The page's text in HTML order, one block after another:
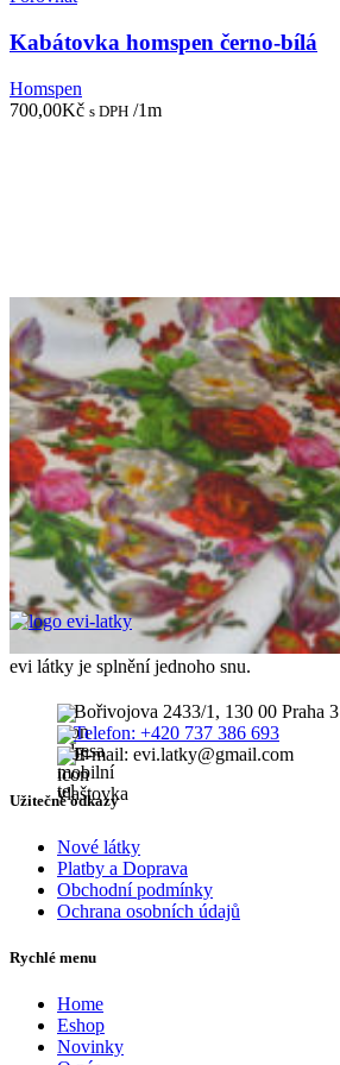
Kabátovka homspen černo-bílá
Homspen
700,00Kč s DPH /1m
evi látky je splnění jednoho snu.
Bořivojova 2433/1, 130 00 Praha 3
Telefon: +420 737 386 693
E-mail: evi.latky@gmail.com
Užitečné odkazy
Nové látky
Platby a Doprava
Obchodní podmínky
Ochrana osobních údajů
Rychlé menu
Home
Eshop
Novinky